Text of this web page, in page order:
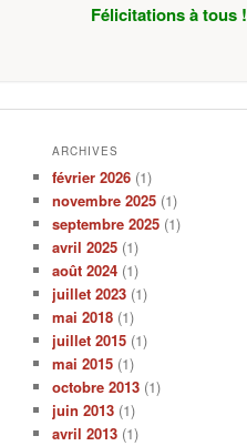
Félicitations à tous !
ARCHIVES
février 2026 (1)
novembre 2025 (1)
septembre 2025 (1)
avril 2025 (1)
août 2024 (1)
juillet 2023 (1)
mai 2018 (1)
juillet 2015 (1)
mai 2015 (1)
octobre 2013 (1)
juin 2013 (1)
avril 2013 (1)